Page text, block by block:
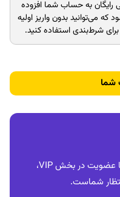
رایگان به حساب شما افزوده
که می‌توانید بدون واریز اولیه
برای شرط‌بندی استفاده کنید.
شما
تجربه‌ای متفاوت در دنیای شرط‌بندی! با عضویت در بخش VIP،
شماست.